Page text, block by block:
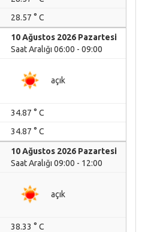
28.57 ° C
10 Ağustos 2026 Pazartesi
Saat Aralığı 06:00 - 09:00
açık
34.87 ° C
34.87 ° C
10 Ağustos 2026 Pazartesi
Saat Aralığı 09:00 - 12:00
açık
38.33 ° C